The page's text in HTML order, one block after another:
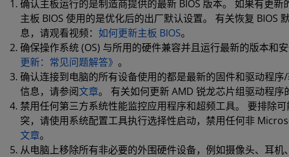
确认主板运行的是制造商提供的最新 BIOS 版本。 如果有更
主板 BIOS 使用的是优化后的出厂默认设置。 有关恢复 BIOS
息，请观看视频： 如何更新主板 BIOS。
确保操作系统 (OS) 与所用的硬件兼容并且运行最新的版本和
更新：常见问题解答》 。
确认连接到电脑的所有设备使用的都是最新的固件和驱动程
信息，请参阅文章。 有关如何更新 AMD 锐龙芯片组驱动程序
禁用任何第三方系统性能监控应用程序和超频工具。 要排除
突，请使用系统配置工具执行选择性启动，禁用任何非
文章。
从电脑上移除所有非必要的外围硬件设备，例如摄像头、耳